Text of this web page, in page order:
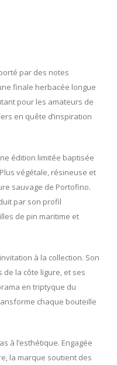
par des notes
finale herbacée longue
pour les amateurs de
en quête d’inspiration
édition limitée baptisée
végétale, résineuse et
sauvage de Portofino.
par son profil
de pin maritime et
à la collection. Son
la côte ligure, et ses
en triptyque du
chaque bouteille
à l’esthétique. Engagée
la marque soutient des